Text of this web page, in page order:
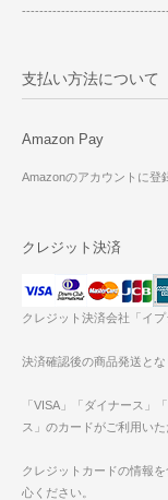
支払い方法について
Amazon Pay
Amazonのアカウントに登
クレジット決済
クレジット決済会社「イ
決済確認後の商品発送とな
「VISA」「ダイナース」
ス」のカードがご利用いた
クレジットカードの情報
心ください。